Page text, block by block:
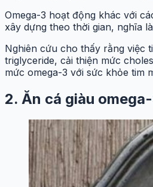
Omega-3 hoạt động khác với
xây dựng theo thời gian, nghĩa
Nghiên cứu cho thấy rằng việc
triglyceride, cải thiện mức
mức omega-3 với sức khỏe tim
2. Ăn cá giàu